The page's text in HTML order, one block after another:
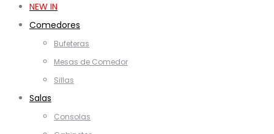
NEW IN
Comedores
Bufeteras
Mesas de Comedor
Sillas
Salas
Consolas